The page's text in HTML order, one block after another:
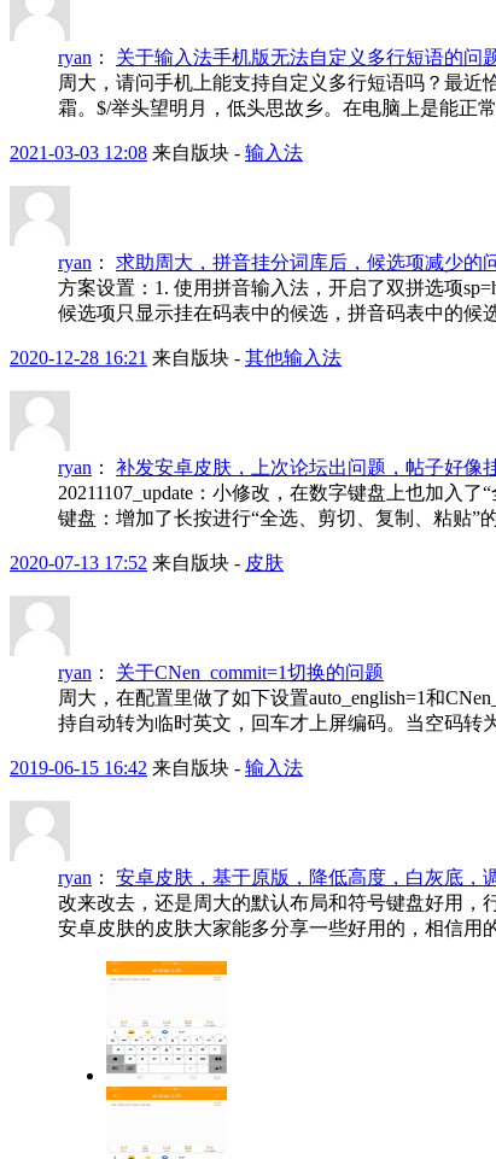
ryan ： 关于输入法手机版无法自定义多行短语的问
周大，请问手机上能支持自定义多行短语吗？最近
霜。$/举头望明月，低头思故乡。在电脑上是能正
2021-03-03 12:08 来自版块 - 输入法
ryan ： 求助周大，拼音挂分词库后，候选项减少的
方案设置：1. 使用拼音输入法，开启了双拼选项
候选项只显示挂在码表中的候选，拼音码表中的候
2020-12-28 16:21 来自版块 - 其他输入法
ryan ： 补发安卓皮肤，上次论坛出问题，帖子好像
20211107_update：小修改，在数字键盘上也加入
键盘：增加了长按进行“全选、剪切、复制、粘贴”
2020-07-13 17:52 来自版块 - 皮肤
ryan ： 关于CNen_commit=1切换的问题
周大，在配置里做了如下设置auto_english=1和
持自动转为临时英文，回车才上屏编码。当空码转
2019-06-15 16:42 来自版块 - 输入法
ryan ： 安卓皮肤，基于原版，降低高度，白灰底，
改来改去，还是周大的默认布局和符号键盘好用
安卓皮肤的皮肤大家能多分享一些好用的，相信用